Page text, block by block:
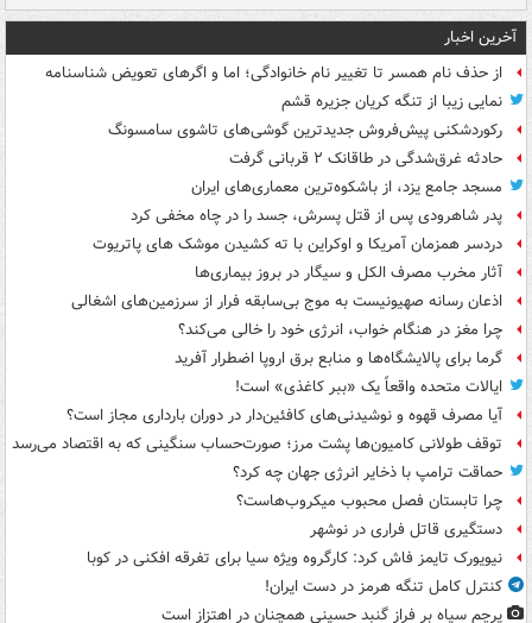
آخرین اخبار
از حذف نام همسر تا تغییر نام خانوادگی؛ اما و اگرهای تعویض شناسنامه
نمایی زیبا از تنگه کریان جزیره قشم
رکوردشکنی پیش‌فروش جدیدترین گوشی‌های تاشوی سامسونگ
حادثه غرق‌شدگی در طاقانک ۲ قربانی گرفت
مسجد جامع یزد، از باشکوه‌ترین معماری‌های ایران
پدر شاهرودی پس از قتل پسرش، جسد را در چاه مخفی کرد
دردسر همزمان آمریکا و اوکراین با ته کشیدن موشک های پاتریوت
آثار مخرب مصرف الکل و سیگار در بروز بیماری‌ها
اذعان رسانه صهیونیست به موج بی‌سابقه فرار از سرزمین‌های اشغالی
چرا مغز در هنگام خواب، انرژی خود را خالی می‌کند؟
گرما برای پالایشگاه‌ها و منابع برق اروپا اضطرار آفرید
ایالات متحده واقعاً یک «ببر کاغذی» است!
آیا مصرف قهوه و نوشیدنی‌های کافئین‌دار در دوران بارداری مجاز است؟
توقف طولانی کامیون‌ها پشت مرز؛ صورت‌حساب سنگینی که به اقتصاد می‌رسد
حماقت ترامپ با ذخایر انرژی جهان چه کرد؟
چرا تابستان فصل محبوب میکروب‌هاست؟
دستگیری قاتل فراری در نوشهر
نیویورک تایمز فاش کرد: کارگروه ویژه سیا برای تفرقه افکنی در کوبا
کنترل کامل تنگه هرمز در دست ایران!
پرچم سیاه بر فراز گنبد حسینی همچنان در اهتزاز است